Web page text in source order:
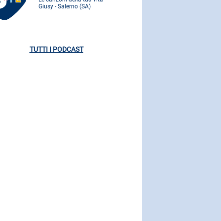
Giusy - Salerno (SA)
TUTTI I PODCAST